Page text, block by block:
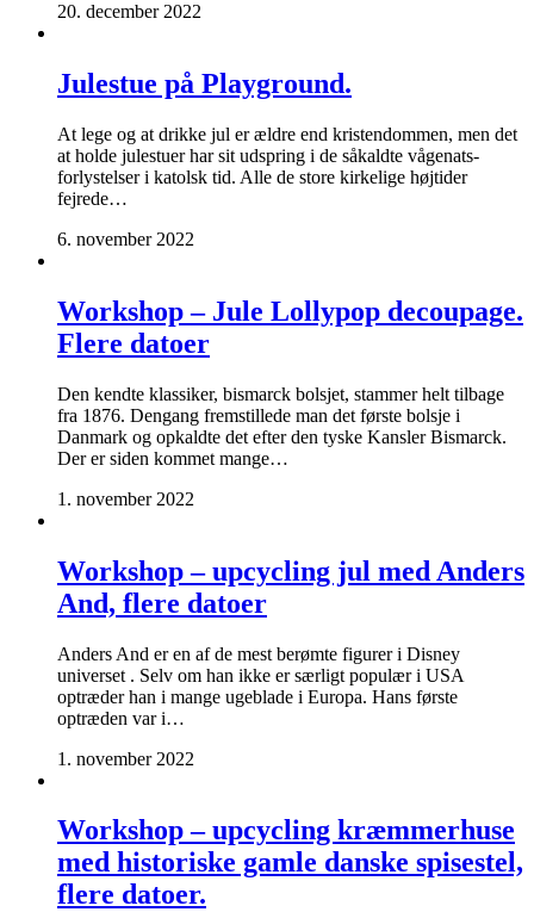
20. december 2022
Julestue på Playground.
At lege og at drikke jul er ældre end kristendommen, men det
at holde julestuer har sit udspring i de såkaldte vågenats-
forlystelser i katolsk tid. Alle de store kirkelige højtider
fejrede…
6. november 2022
Workshop – Jule Lollypop decoupage.
Flere datoer
Den kendte klassiker, bismarck bolsjet, stammer helt tilbage
fra 1876. Dengang fremstillede man det første bolsje i
Danmark og opkaldte det efter den tyske Kansler Bismarck.
Der er siden kommet mange…
1. november 2022
Workshop – upcycling jul med Anders
And, flere datoer
Anders And er en af de mest berømte figurer i Disney
universet . Selv om han ikke er særligt populær i USA
optræder han i mange ugeblade i Europa. Hans første
optræden var i…
1. november 2022
Workshop – upcycling kræmmerhuse
med historiske gamle danske spisestel,
flere datoer.